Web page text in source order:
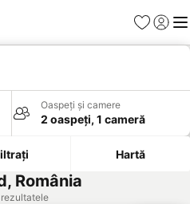
Favorite
Oaspeți și camere
2 oaspeți, 1 cameră
Hartă
România